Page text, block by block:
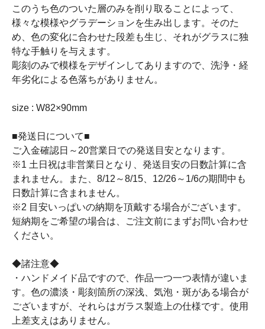
このうち色のついた層のみを削り取ることによって、
様々な模様やグラデーションを生み出します。そのた
め、色の変化に合わせた段差も生じ、それがグラスに独
特な手触りを与えます。
彫刻のみで模様をデザインしてありますので、洗浄・経
年劣化による色落ちがありません。
size : W82×90mm
■発送日について■
ご入金確認日～20営業日での発送目安となります。
※1 土日祝は非営業日となり、発送目安の日数計算に含
まれません。また、8/12～8/15、12/26～1/6の期間中も
日数計算に含まれません。
※2 目安いっぱいの納期を頂戴する場合がございます。
短納期をご希望の場合は、ご注文前にまずお問い合わせ
ください。
◆諸注意◆
・ハンドメイド品ですので、作品一つ一つ表情が違いま
す。色の濃淡・彫刻箇所の深浅、気泡・斑がある場合が
ございますが、それらはガラス製造上の仕様です。使用
上差支えはありません。